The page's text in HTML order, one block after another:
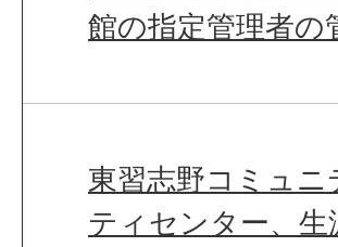
館の指定管理者の
東習志野コミュ
ティセンター、